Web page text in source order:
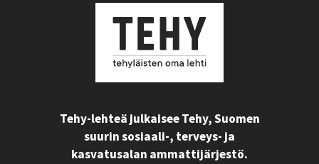
Tehy-lehteä julkaisee Tehy, Suomen
suurin sosiaali-, terveys- ja
kasvatusalan ammattijärjestö.